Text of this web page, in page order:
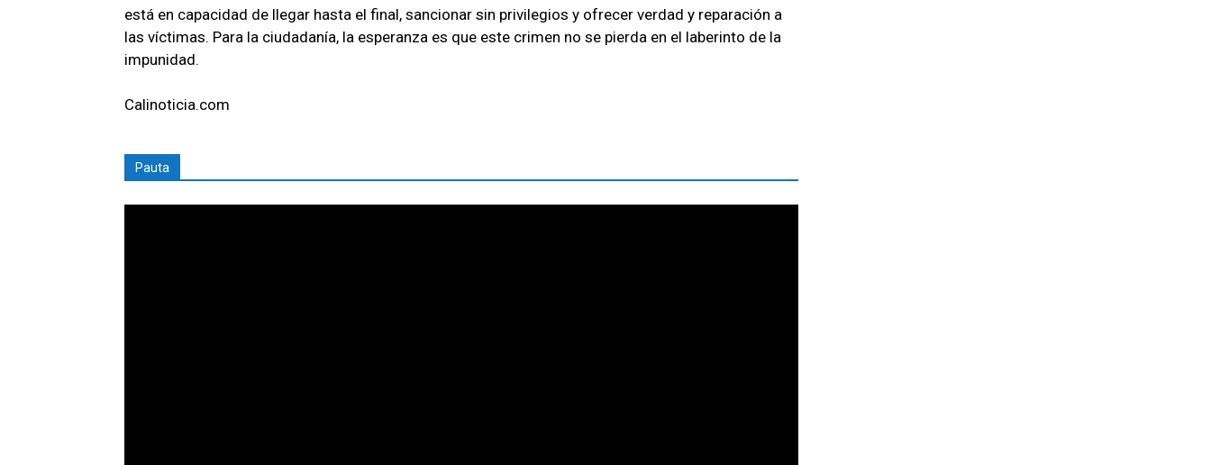
está en capacidad de llegar hasta el final, sancionar sin privilegios y ofrecer verdad y reparación a
las víctimas. Para la ciudadanía, la esperanza es que este crimen no se pierda en el laberinto de la
impunidad.
Calinoticia.com
Pauta